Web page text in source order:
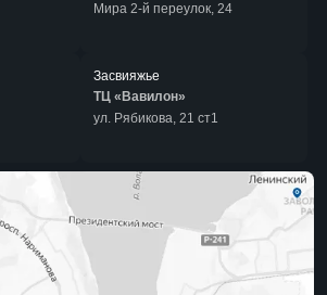
Мира 2-й переулок, 24
Засвияжье
ТЦ «Вавилон»
ул. Рябикова, 21 ст1